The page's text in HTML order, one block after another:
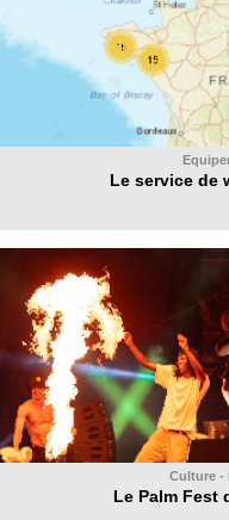
Le service de
Culture -
Le Palm Fest